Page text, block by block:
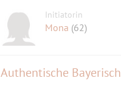
Initiatorin
Mona (62)
Authentische